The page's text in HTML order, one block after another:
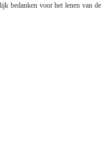
bedanken voor het lenen van de